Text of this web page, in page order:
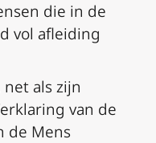
die in de
vol afleiding
als zijn
van de
de Mens